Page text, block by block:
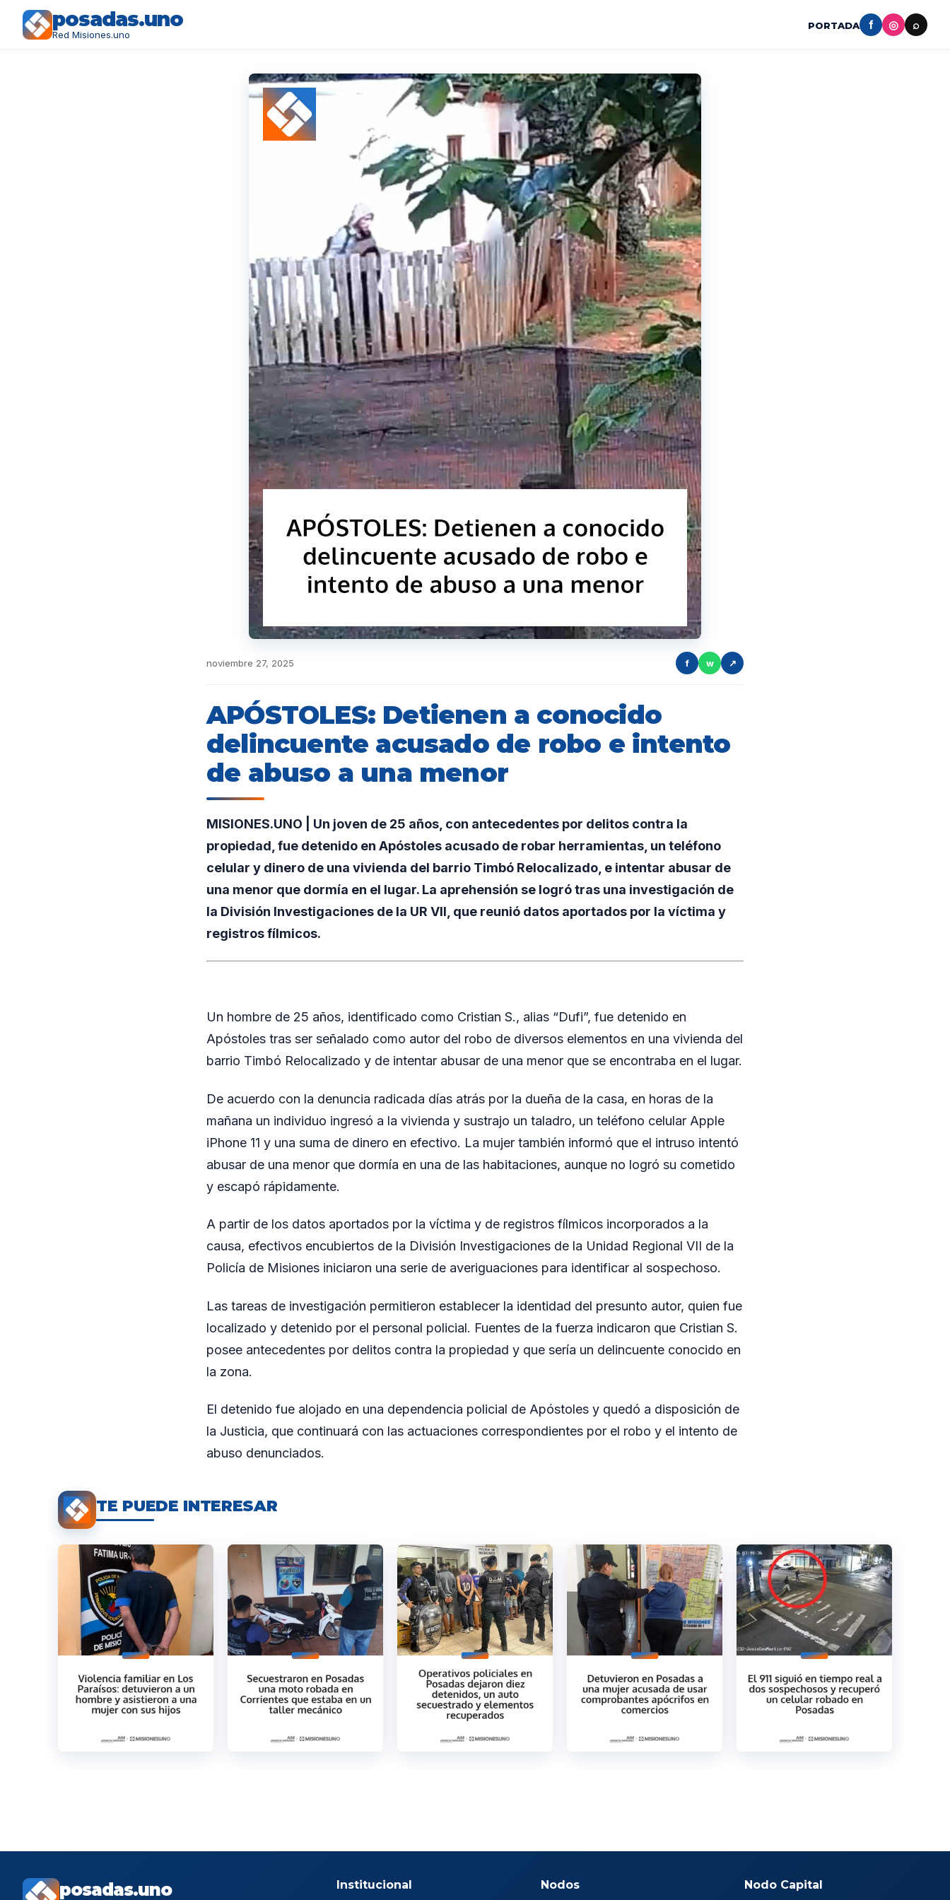
posadas.uno
Red Misiones.uno
PORTADA f ◎ ⌕
noviembre 27, 2025 f w ↗
APÓSTOLES: Detienen a conocido
delincuente acusado de robo e intento
de abuso a una menor
MISIONES.UNO | Un joven de 25 años, con antecedentes por delitos contra la
propiedad, fue detenido en Apóstoles acusado de robar herramientas, un teléfono
celular y dinero de una vivienda del barrio Timbó Relocalizado, e intentar abusar de
una menor que dormía en el lugar. La aprehensión se logró tras una investigación de
la División Investigaciones de la UR VII, que reunió datos aportados por la víctima y
registros fílmicos.
Un hombre de 25 años, identificado como Cristian S., alias “Dufi”, fue detenido en
Apóstoles tras ser señalado como autor del robo de diversos elementos en una vivienda del
barrio Timbó Relocalizado y de intentar abusar de una menor que se encontraba en el lugar.
De acuerdo con la denuncia radicada días atrás por la dueña de la casa, en horas de la
mañana un individuo ingresó a la vivienda y sustrajo un taladro, un teléfono celular Apple
iPhone 11 y una suma de dinero en efectivo. La mujer también informó que el intruso intentó
abusar de una menor que dormía en una de las habitaciones, aunque no logró su cometido
y escapó rápidamente.
A partir de los datos aportados por la víctima y de registros fílmicos incorporados a la
causa, efectivos encubiertos de la División Investigaciones de la Unidad Regional VII de la
Policía de Misiones iniciaron una serie de averiguaciones para identificar al sospechoso.
Las tareas de investigación permitieron establecer la identidad del presunto autor, quien fue
localizado y detenido por el personal policial. Fuentes de la fuerza indicaron que Cristian S.
posee antecedentes por delitos contra la propiedad y que sería un delincuente conocido en
la zona.
El detenido fue alojado en una dependencia policial de Apóstoles y quedó a disposición de
la Justicia, que continuará con las actuaciones correspondientes por el robo y el intento de
abuso denunciados.
TE PUEDE INTERESAR
posadas.uno Institucional Nodos Nodo Capital